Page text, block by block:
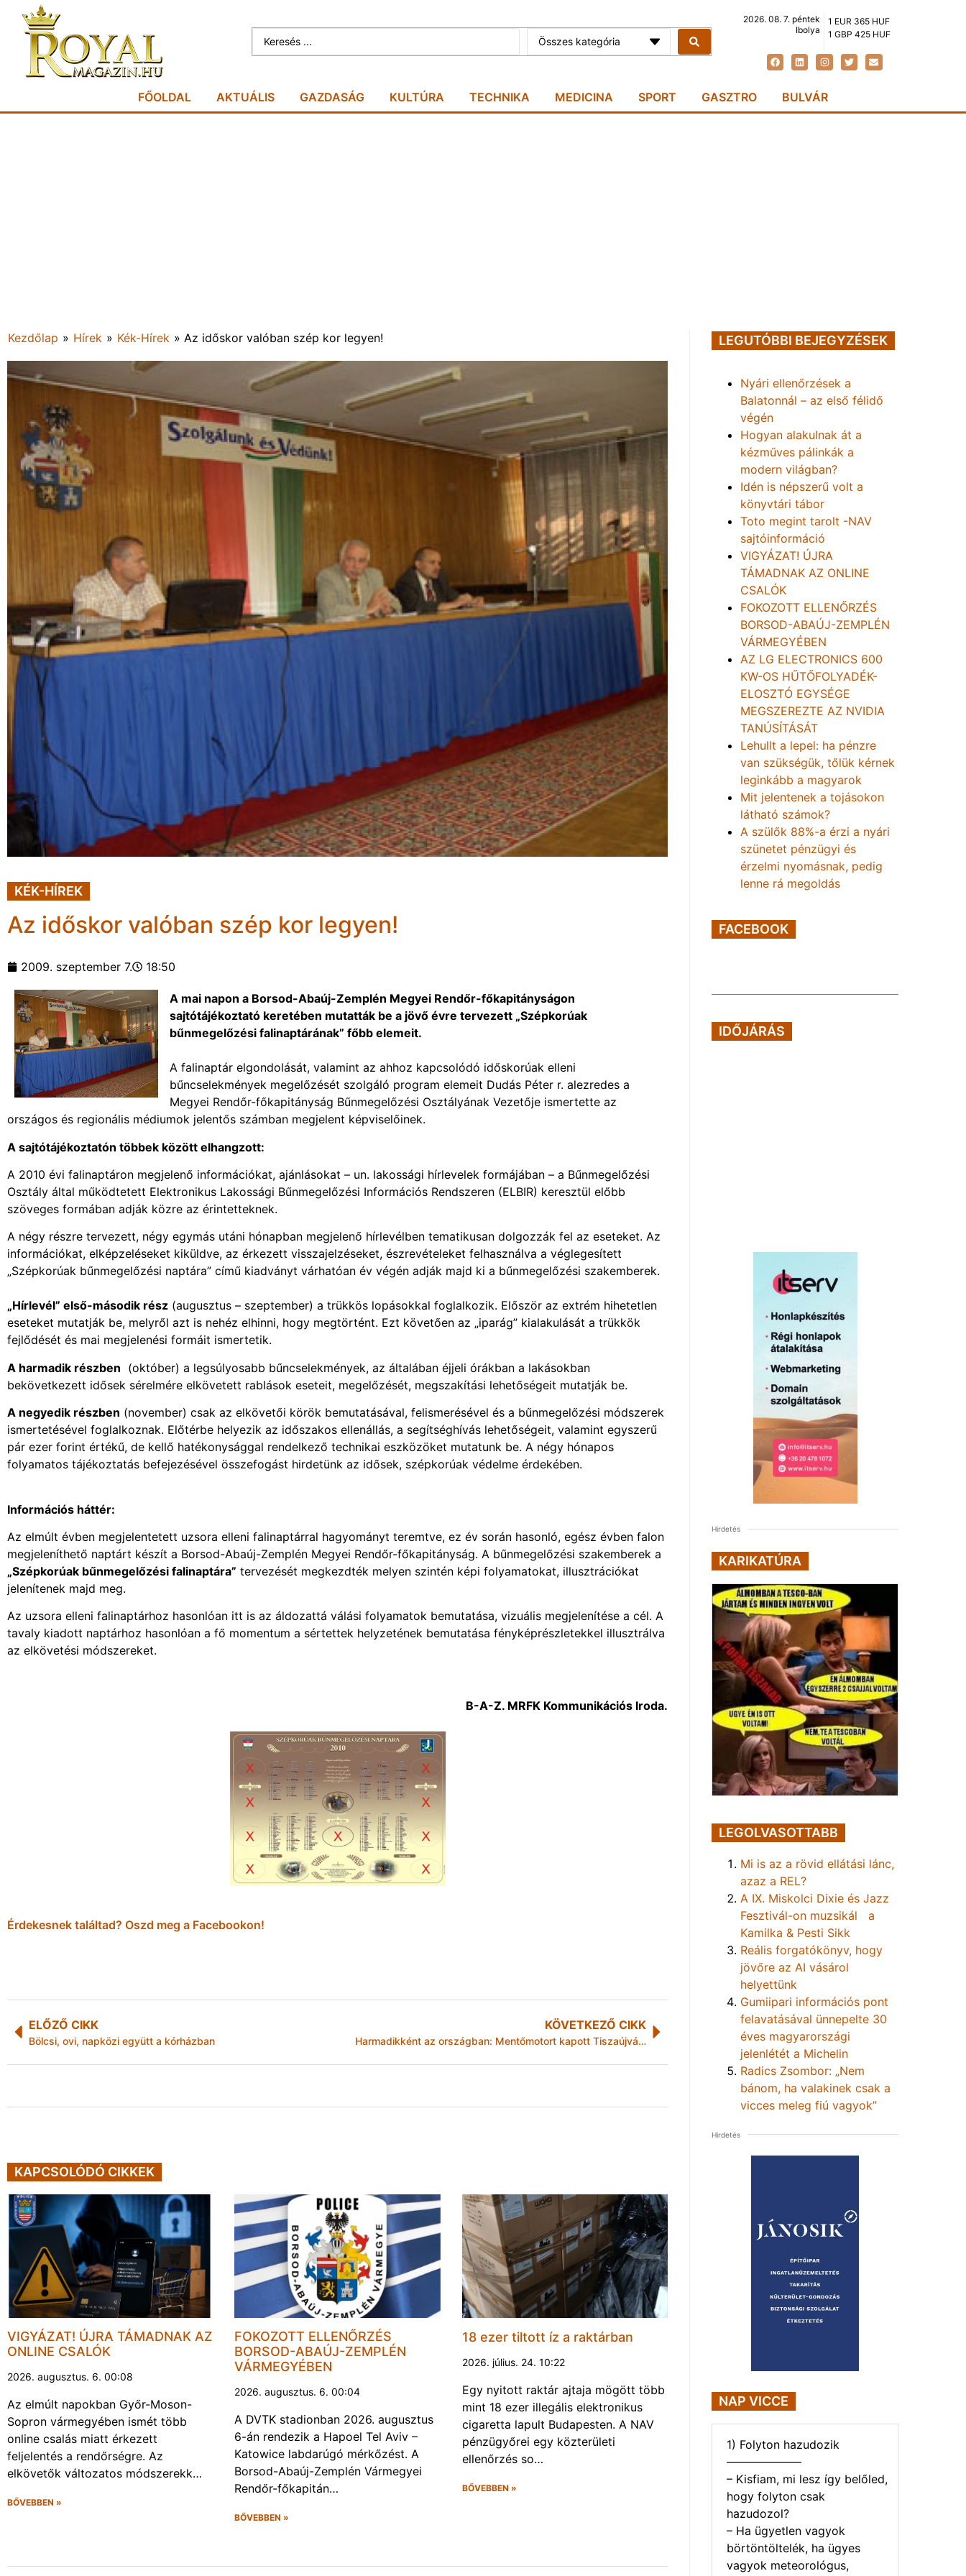
Összes kategória
2026. 08. 7. péntek
Ibolya
1 EUR 365 HUF
1 GBP 425 HUF
FŐOLDAL AKTUÁLIS GAZDASÁG KULTÚRA TECHNIKA MEDICINA SPORT GASZTRO BULVÁR
Kezdőlap » Hírek » Kék-Hírek » Az időskor valóban szép kor legyen!
KÉK-HÍREK
Az időskor valóban szép kor legyen!
2009. szeptember 7. 18:50
A mai napon a Borsod-Abaúj-Zemplén Megyei Rendőr-főkapitányságon
sajtótájékoztató keretében mutatták be a jövő évre tervezett „Szépkorúak
bűnmegelőzési falinaptárának” főbb elemeit.
A falinaptár elgondolását, valamint az ahhoz kapcsolódó időskorúak elleni
bűncselekmények megelőzését szolgáló program elemeit Dudás Péter r. alezredes a
Megyei Rendőr-főkapitányság Bűnmegelőzési Osztályának Vezetője ismertette az
országos és regionális médiumok jelentős számban megjelent képviselőinek.
A sajtótájékoztatón többek között elhangzott:
A 2010 évi falinaptáron megjelenő információkat, ajánlásokat – un. lakossági hírlevelek formájában – a Bűnmegelőzési
Osztály által működtetett Elektronikus Lakossági Bűnmegelőzési Információs Rendszeren (ELBIR) keresztül előbb
szöveges formában adják közre az érintetteknek.
A négy részre tervezett, négy egymás utáni hónapban megjelenő hírlevélben tematikusan dolgozzák fel az eseteket. Az
információkat, elképzeléseket kiküldve, az érkezett visszajelzéseket, észrevételeket felhasználva a véglegesített
„Szépkorúak bűnmegelőzési naptára” című kiadványt várhatóan év végén adják majd ki a bűnmegelőzési szakemberek.
„Hírlevél” első-második rész (augusztus – szeptember) a trükkös lopásokkal foglalkozik. Először az extrém hihetetlen
eseteket mutatják be, melyről azt is nehéz elhinni, hogy megtörtént. Ezt követően az „iparág” kialakulását a trükkök
fejlődését és mai megjelenési formáit ismertetik.
A harmadik részben (október) a legsúlyosabb bűncselekmények, az általában éjjeli órákban a lakásokban
bekövetkezett idősek sérelmére elkövetett rablások eseteit, megelőzését, megszakítási lehetőségeit mutatják be.
A negyedik részben (november) csak az elkövetői körök bemutatásával, felismerésével és a bűnmegelőzési módszerek
ismertetésével foglalkoznak. Előtérbe helyezik az időszakos ellenállás, a segítséghívás lehetőségeit, valamint egyszerű
pár ezer forint értékű, de kellő hatékonysággal rendelkező technikai eszközöket mutatunk be. A négy hónapos
folyamatos tájékoztatás befejezésével összefogást hirdetünk az idősek, szépkorúak védelme érdekében.
Információs háttér:
Az elmúlt évben megjelentetett uzsora elleni falinaptárral hagyományt teremtve, ez év során hasonló, egész évben falon
megjeleníthető naptárt készít a Borsod-Abaúj-Zemplén Megyei Rendőr-főkapitányság. A bűnmegelőzési szakemberek a
„Szépkorúak bűnmegelőzési falinaptára” tervezését megkezdték melyen szintén képi folyamatokat, illusztrációkat
jelenítenek majd meg.
Az uzsora elleni falinaptárhoz hasonlóan itt is az áldozattá válási folyamatok bemutatása, vizuális megjelenítése a cél. A
tavaly kiadott naptárhoz hasonlóan a fő momentum a sértettek helyzetének bemutatása fényképrészletekkel illusztrálva
az elkövetési módszereket.
B-A-Z. MRFK Kommunikációs Iroda.
Érdekesnek találtad? Oszd meg a Facebookon!
ELŐZŐ CIKK
Bölcsi, ovi, napközi együtt a kórházban
KÖVETKEZŐ CIKK
Harmadikként az országban: Mentőmotort kapott Tiszaújváros
KAPCSOLÓDÓ CIKKEK
VIGYÁZAT! ÚJRA TÁMADNAK AZ
ONLINE CSALÓK
2026. augusztus. 6. 00:08
Az elmúlt napokban Győr-Moson-
Sopron vármegyében ismét több
online csalás miatt érkezett
feljelentés a rendőrségre. Az
elkövetők változatos módszerekk…
BŐVEBBEN »
FOKOZOTT ELLENŐRZÉS
BORSOD-ABAÚJ-ZEMPLÉN
VÁRMEGYÉBEN
2026. augusztus. 6. 00:04
A DVTK stadionban 2026. augusztus
6-án rendezik a Hapoel Tel Aviv –
Katowice labdarúgó mérkőzést. A
Borsod-Abaúj-Zemplén Vármegyei
Rendőr-főkapitán…
BŐVEBBEN »
18 ezer tiltott íz a raktárban
2026. július. 24. 10:22
Egy nyitott raktár ajtaja mögött több
mint 18 ezer illegális elektronikus
cigaretta lapult Budapesten. A NAV
pénzügyőrei egy közterületi
ellenőrzés so…
BŐVEBBEN »
LEGUTÓBBI BEJEGYZÉSEK
Nyári ellenőrzések a
Balatonnál – az első félidő
végén
Hogyan alakulnak át a
kézműves pálinkák a
modern világban?
Idén is népszerű volt a
könyvtári tábor
Toto megint tarolt -NAV
sajtóinformáció
VIGYÁZAT! ÚJRA
TÁMADNAK AZ ONLINE
CSALÓK
FOKOZOTT ELLENŐRZÉS
BORSOD-ABAÚJ-ZEMPLÉN
VÁRMEGYÉBEN
AZ LG ELECTRONICS 600
KW-OS HŰTŐFOLYADÉK-
ELOSZTÓ EGYSÉGE
MEGSZEREZTE AZ NVIDIA
TANÚSÍTÁSÁT
Lehullt a lepel: ha pénzre
van szükségük, tőlük kérnek
leginkább a magyarok
Mit jelentenek a tojásokon
látható számok?
A szülők 88%-a érzi a nyári
szünetet pénzügyi és
érzelmi nyomásnak, pedig
lenne rá megoldás
FACEBOOK
IDŐJÁRÁS
Hirdetés
KARIKATÚRA
LEGOLVASOTTABB
Mi is az a rövid ellátási lánc,
azaz a REL?
A IX. Miskolci Dixie és Jazz
Fesztivál-on muzsikál a
Kamilka & Pesti Sikk
Reális forgatókönyv, hogy
jövőre az AI vásárol
helyettünk
Gumiipari információs pont
felavatásával ünnepelte 30
éves magyarországi
jelenlétét a Michelin
Radics Zsombor: „Nem
bánom, ha valakinek csak a
vicces meleg fiú vagyok”
Hirdetés
NAP VICCE
1) Folyton hazudozik
——————–
– Kisfiam, mi lesz így belőled,
hogy folyton csak
hazudozol?
– Ha ügyetlen vagyok
börtöntöltelék, ha ügyes
vagyok meteorológus,